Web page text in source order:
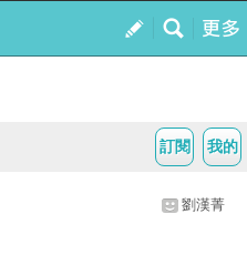
我的
訂閱
劉漢菁